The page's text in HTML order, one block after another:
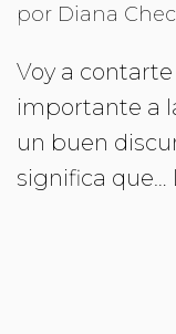
por Diana
Voy a
importante a
un buen
significa que…